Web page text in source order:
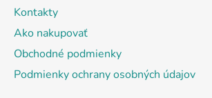
Kontakty
Ako nakupovať
Obchodné podmienky
Podmienky ochrany osobných údajov